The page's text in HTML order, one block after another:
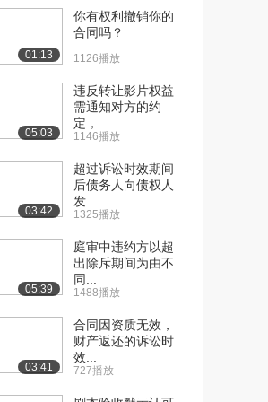
01:13
你有权利撤销你的
合同吗？
1126播放
05:03
违反转让影片权益
需通知对方的约
定，...
1146播放
03:42
超过诉讼时效期间
后债务人向债权人
发...
1325播放
05:39
庭审中违约方以超
出除斥期间为由不
同...
1488播放
03:41
合同因资质无效，
财产返还的诉讼时
效...
727播放